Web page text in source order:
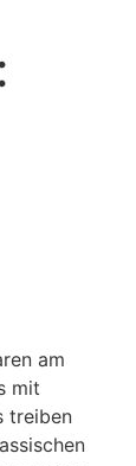
am
mit
treiben